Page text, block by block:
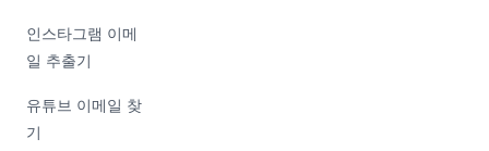
인스타그램 이메
일 추출기
유튜브 이메일 찾
기